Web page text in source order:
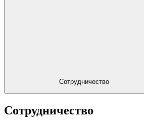
Сотрудничество
Сотрудничество